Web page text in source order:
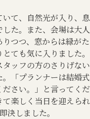
て、自然光が入り、息
た。また、会場は大人
つつ、窓からは緑がた
ても気に入りました。
ッフの方のさりげない
「プランナーは結婚式
さい。」と言ってくだ
楽しく当日を迎えられ
決しました。